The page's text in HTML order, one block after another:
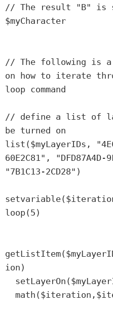
// The result "B" is
$myCharacter
// The following is a
on how to iterate
loop command
// define a list of
be turned on
list($myLayerIDs,
60E2C81",
"7B1C13-2CD28")
loop(5)
ion)